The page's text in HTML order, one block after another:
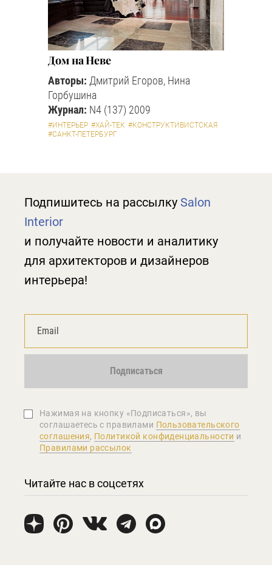
Дом на Неве
Авторы: Дмитрий Егоров, Нина
Горбушина
Журнал: N4 (137) 2009
#ИНТЕРЬЕР #ХАЙ-ТЕК #КОНСТРУКТИВИСТСКАЯ
#САНКТ-ПЕТЕРБУРГ
Подпишитесь на рассылку Salon
Interior
и получайте новости и аналитику
для архитекторов и дизайнеров
интерьера!
Подписаться
Нажимая на кнопку «Подписаться», вы
соглашаетеcь с правилами Пользовательского
соглашения, Политикой конфиденциальности и
Правилами рассылок
Читайте нас в соцсетях